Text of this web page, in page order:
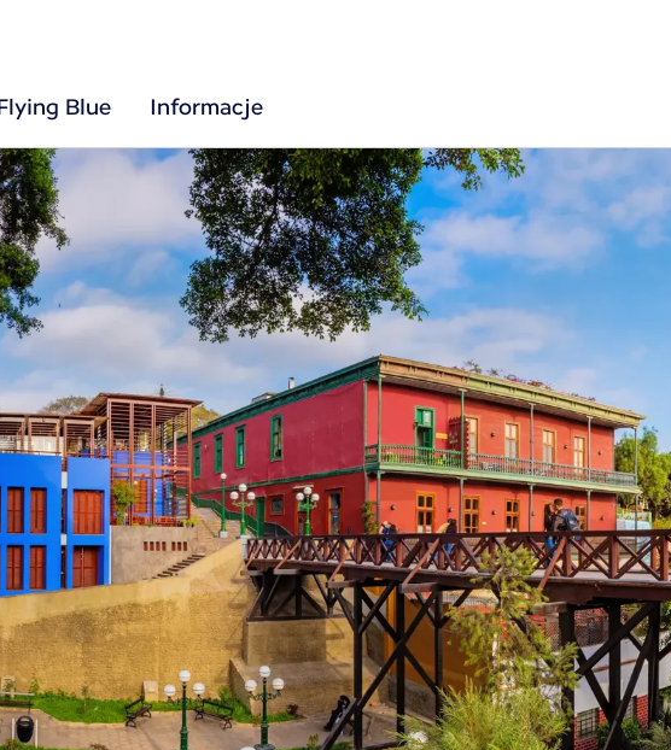
Blue Informacje